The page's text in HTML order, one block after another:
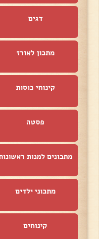
דגים
מתכון לאורז
קינוחי כוסות
פסטה
מתכונים למנות
מתכוני ילדים
קינוחים